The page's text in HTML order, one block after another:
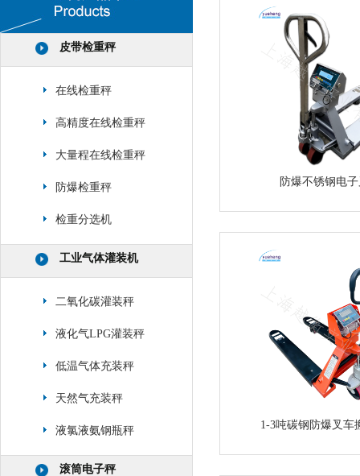
皮带检重秤
在线检重秤
高精度在线检重秤
大量程在线检重秤
防爆检重秤
检重分选机
工业气体灌装机
二氧化碳灌装秤
液化气LPG灌装秤
低温气体充装秤
天然气充装秤
液氯液氨钢瓶秤
滚筒电子秤
防爆不锈钢电
1-3吨碳钢防爆叉车